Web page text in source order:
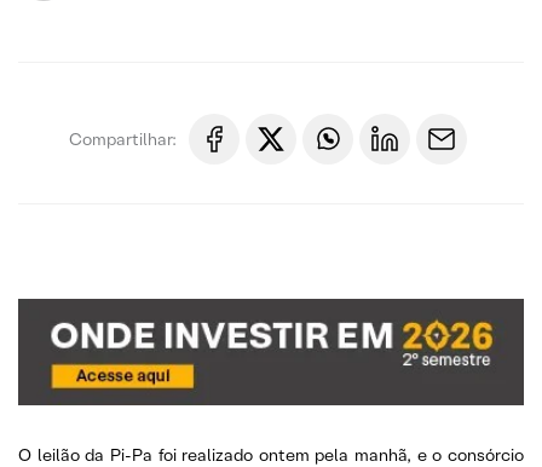
Compartilhar:
O leilão da Pi-Pa foi realizado ontem pela manhã, e o consórcio